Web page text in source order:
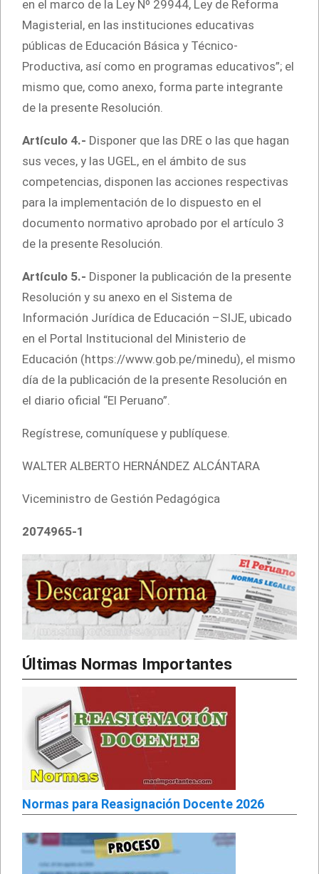
en el marco de la Ley Nº 29944, Ley de Reforma
Magisterial, en las instituciones educativas
públicas de Educación Básica y Técnico-
Productiva, así como en programas educativos”; el
mismo que, como anexo, forma parte integrante
de la presente Resolución.
Artículo 4.- Disponer que las DRE o las que hagan
sus veces, y las UGEL, en el ámbito de sus
competencias, disponen las acciones respectivas
para la implementación de lo dispuesto en el
documento normativo aprobado por el artículo 3
de la presente Resolución.
Artículo 5.- Disponer la publicación de la presente
Resolución y su anexo en el Sistema de
Información Jurídica de Educación –SIJE, ubicado
en el Portal Institucional del Ministerio de
Educación (https://www.gob.pe/minedu), el mismo
día de la publicación de la presente Resolución en
el diario oficial “El Peruano”.
Regístrese, comuníquese y publíquese.
WALTER ALBERTO HERNÁNDEZ ALCÁNTARA
Viceministro de Gestión Pedagógica
2074965-1
Últimas Normas Importantes
Normas para Reasignación Docente 2026